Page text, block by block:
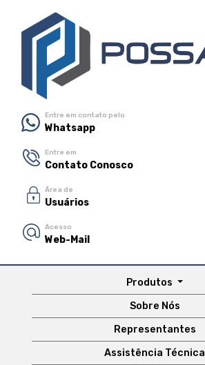
Entre em contato pelo
Whatsapp
Entre em
Contato Conosco
Área de
Usuários
Acesso
Web-Mail
Produtos
Sobre Nós
Representantes
Assistência Técnica